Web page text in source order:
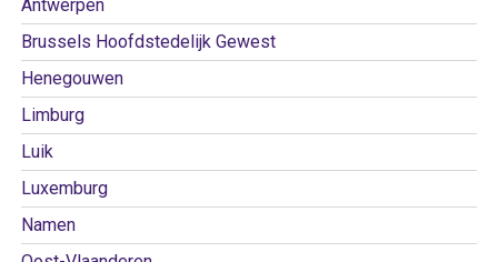
Antwerpen
Brussels Hoofdstedelijk Gewest
Henegouwen
Limburg
Luik
Luxemburg
Namen